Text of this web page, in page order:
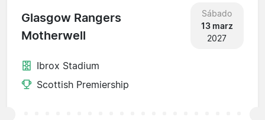
Glasgow Rangers
Motherwell
Sábado
13 marz
2027
Ibrox Stadium
Scottish Premiership